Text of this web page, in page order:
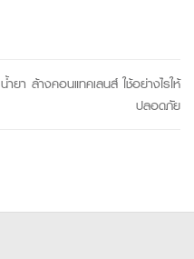
น้ำยา ล้างคอนแทคเลนส์ ใช้อย่างไรให้
ปลอดภัย